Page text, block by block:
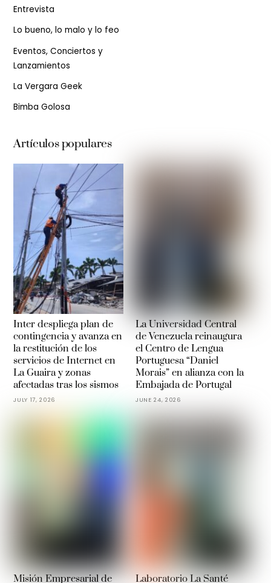
Entrevista
Lo bueno, lo malo y lo feo
Eventos, Conciertos y
Lanzamientos
La Vergara Geek
Bimba Golosa
Artículos populares
Inter despliega plan de
contingencia y avanza en
la restitución de los
servicios de Internet en
La Guaira y zonas
afectadas tras los sismos
JULY 17, 2026
La Universidad Central
de Venezuela reinaugura
el Centro de Lengua
Portuguesa “Daniel
Morais” en alianza con la
Embajada de Portugal
JUNE 24, 2026
Misión Empresarial de Laboratorio La Santé